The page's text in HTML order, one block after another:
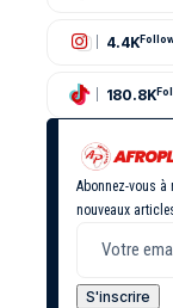
4.4K
180.8K
Abonnez-vous à
nouveaux